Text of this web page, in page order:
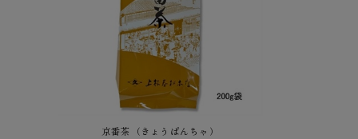
京番茶（きょうばんちゃ）